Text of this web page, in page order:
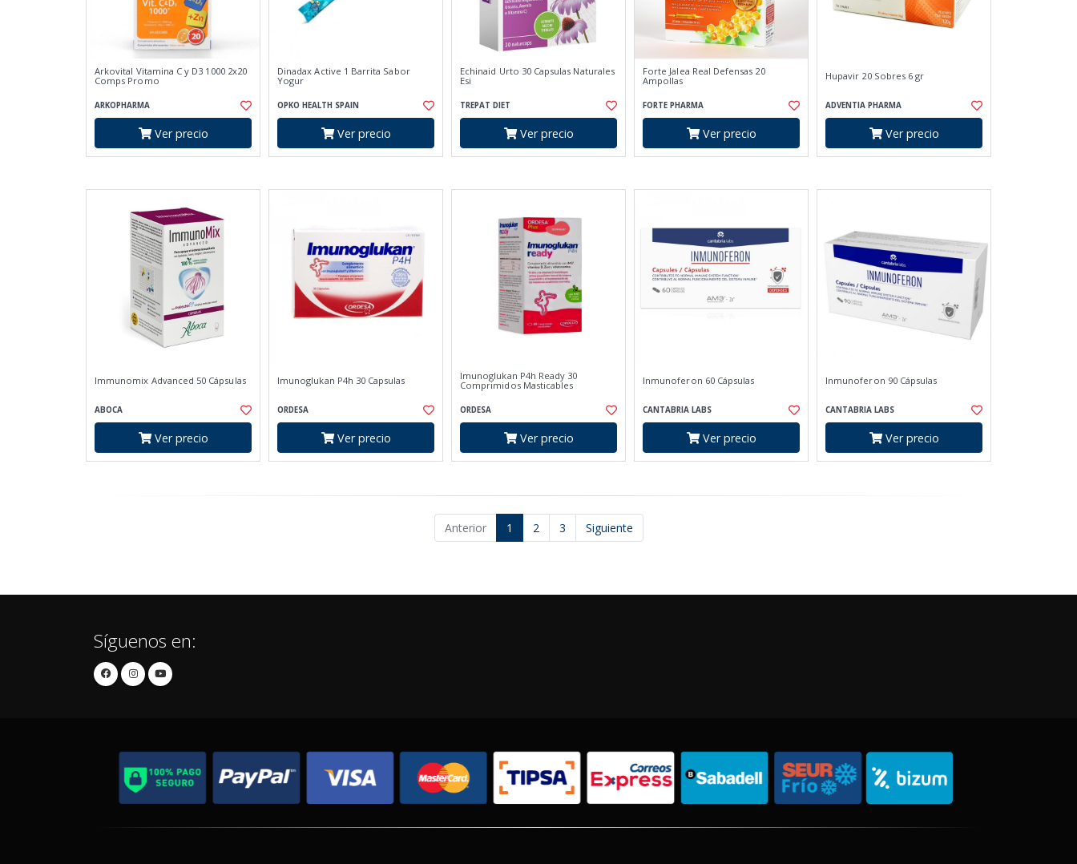
Arkovital Vitamina C y D3 1000 2x20
Comps Promo
ARKOPHARMA
Ver precio
Dinadax Active 1 Barrita Sabor
Yogur
OPKO HEALTH SPAIN
Ver precio
Echinaid Urto 30 Capsulas Naturales
Esi
TREPAT DIET
Ver precio
Forte Jalea Real Defensas 20
Ampollas
FORTE PHARMA
Ver precio
Hupavir 20 Sobres 6 gr
ADVENTIA PHARMA
Ver precio
Immunomix Advanced 50 Cápsulas
ABOCA
Ver precio
Imunoglukan P4h 30 Capsulas
ORDESA
Ver precio
Imunoglukan P4h Ready 30
Comprimidos Masticables
ORDESA
Ver precio
Inmunoferon 60 Cápsulas
CANTABRIA LABS
Ver precio
Inmunoferon 90 Cápsulas
CANTABRIA LABS
Ver precio
Anterior 1 2 3 Siguiente
Síguenos en: